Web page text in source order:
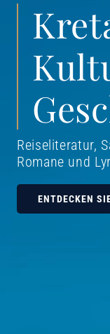
Reiseliteratur,
Romane und
ENTDECKEN